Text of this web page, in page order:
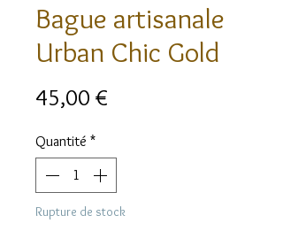
Bague artisanale
Urban Chic Gold
45,00 €
Quantité *
Rupture de stock